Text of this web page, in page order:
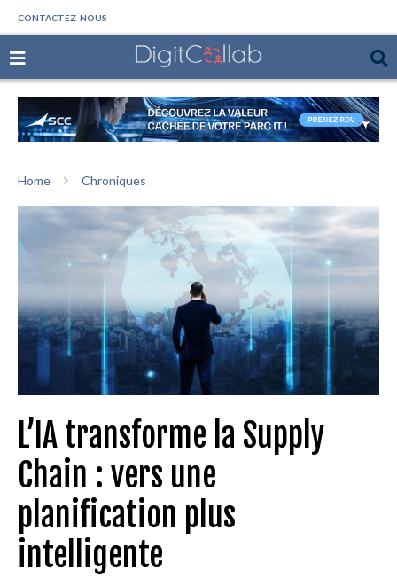
CONTACTEZ-NOUS
Home Chroniques
L’IA transforme la Supply
Chain : vers une
planification plus
intelligente